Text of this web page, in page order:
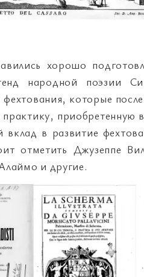
хорошо
народной поэзии
которые
приобретенную
в развитие
отметить Джузеппе
и другие.